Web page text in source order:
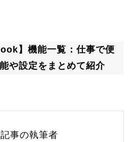
】機能一覧：仕事で便
や設定をまとめて紹介
事の執筆者